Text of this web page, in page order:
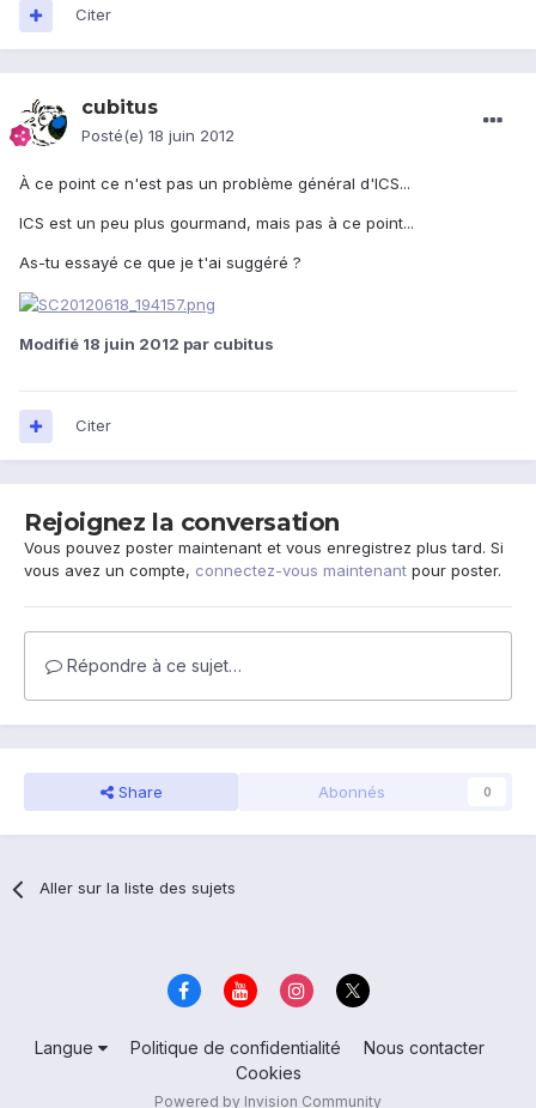
Citer
cubitus
Posté(e) 18 juin 2012
À ce point ce n'est pas un problème général d'ICS...
ICS est un peu plus gourmand, mais pas à ce point...
As-tu essayé ce que je t'ai suggéré ?
Modifié 18 juin 2012 par cubitus
Citer
Rejoignez la conversation
Vous pouvez poster maintenant et vous enregistrez plus tard. Si
vous avez un compte, connectez-vous maintenant pour poster.
Répondre à ce sujet…
Share Abonnés 0
Aller sur la liste des sujets
Langue Politique de confidentialité
Nous contacter
Cookies
Powered by Invision Community